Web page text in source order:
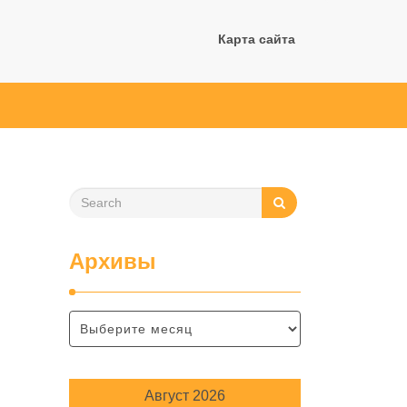
Карта сайта
Архивы
Август 2026